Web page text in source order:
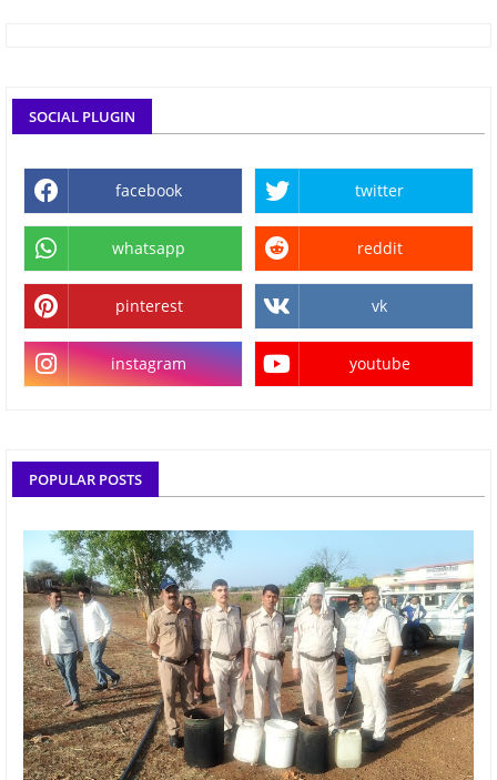
SOCIAL PLUGIN
facebook twitter
whatsapp reddit
pinterest vk
instagram youtube
POPULAR POSTS